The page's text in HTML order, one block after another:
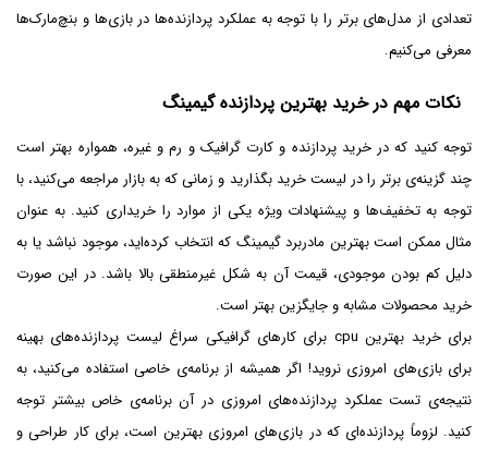
تعدادی از مدل‌های برتر را با توجه به عملکرد پردازنده‌ها در بازی‌ها و بنچ‌مارک‌ها
معرفی می‌کنیم.
نکات مهم در خرید بهترین پردازنده گیمینگ
توجه کنید که در خرید پردازنده و کارت گرافیک و رم و غیره، همواره بهتر است
چند گزینه‌ی برتر را در لیست خرید بگذارید و زمانی که به بازار مراجعه می‌کنید، با
توجه به تخفیف‌ها و پیشنهادات ویژه یکی از موارد را خریداری کنید. به عنوان
مثال ممکن است بهترین مادربرد گیمینگ که انتخاب کرده‌اید، موجود نباشد یا به
دلیل کم بودن موجودی، قیمت آن به شکل غیرمنطقی بالا باشد. در این صورت
خرید محصولات مشابه و جایگزین بهتر است.
برای خرید بهترین cpu برای کارهای گرافیکی سراغ لیست پردازنده‌های بهینه
برای بازی‌های امروزی نروید! اگر همیشه از برنامه‌ی خاصی استفاده می‌کنید، به
نتیجه‌ی تست عملکرد پردازنده‌های امروزی در آن برنامه‌ی خاص بیشتر توجه
کنید. لزوماً پردازنده‌ای که در بازی‌های امروزی بهترین است، برای کار طراحی و